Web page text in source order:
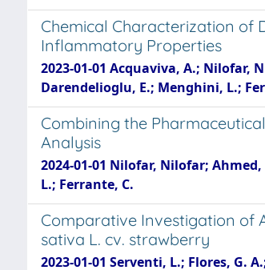
Chemical Characterization of
Inflammatory Properties
2023-01-01 Acquaviva, A.; Nilofar,
Darendelioglu, E.; Menghini, L.;
Combining the
Analysis
2024-01-01 Nilofar, Nilofar;
L.; Ferrante, C.
Comparative Investigation of
sativa L. cv. strawberry
2023-01-01 Serventi, L.; Flores, G.